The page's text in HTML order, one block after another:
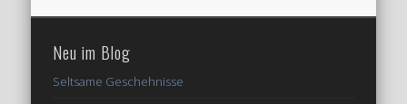
Neu im Blog
Seltsame Geschehnisse